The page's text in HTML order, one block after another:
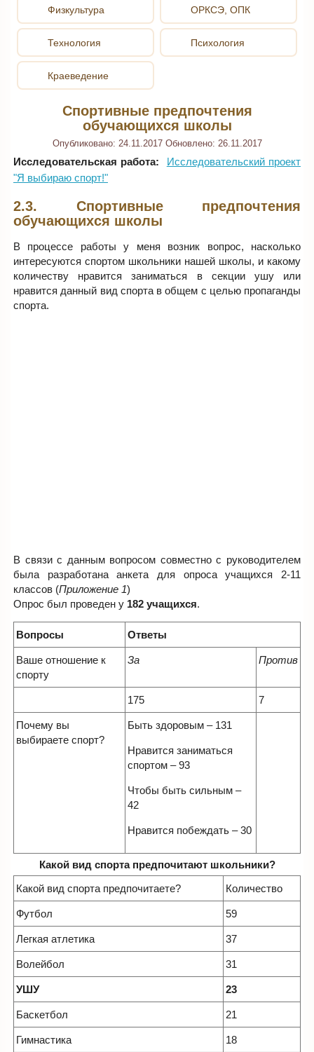
Физкультура
Технология
Краеведение
ОРКСЭ, ОПК
Психология
Спортивные предпочтения
обучающихся школы
Опубликовано: 24.11.2017 Обновлено: 26.11.2017
Исследовательская работа:
Исследовательский проект
"Я выбираю спорт!"
2.3. Спортивные предпочтения
обучающихся школы
В процессе работы у меня возник вопрос, насколько
интересуются спортом школьники нашей школы, и какому
количеству нравится заниматься в секции ушу или
нравится данный вид спорта в общем с целью пропаганды
спорта.
В связи с данным вопросом совместно с руководителем
была разработана анкета для опроса учащихся 2-11
классов (Приложение 1)
Опрос был проведен у 182 учащихся.
Вопросы Ответы
Ваше отношение к
спорту
За Против
175 7
Почему вы
выбираете спорт?
Быть здоровым – 131
Нравится заниматься
спортом – 93
Чтобы быть сильным –
42
Нравится побеждать – 30
Какой вид спорта предпочитают школьники?
Какой вид спорта предпочитаете?
Количество
Футбол 59
Легкая атлетика 37
Волейбол 31
УШУ 23
Баскетбол 21
Гимнастика 18